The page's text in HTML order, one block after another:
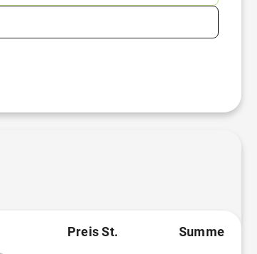
Preis St. Summe